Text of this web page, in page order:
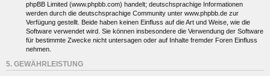
phpBB Limited (www.phpbb.com) handelt; deutschsprachige Informationen
werden durch die deutschsprachige Community unter www.phpbb.de zur
Verfügung gestellt. Beide haben keinen Einfluss auf die Art und Weise, wie die
Software verwendet wird. Sie können insbesondere die Verwendung der Software
für bestimmte Zwecke nicht untersagen oder auf Inhalte fremder Foren Einfluss
nehmen.
5. GEWÄHRLEISTUNG